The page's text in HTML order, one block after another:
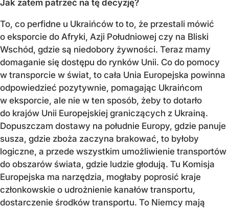
Jak zatem patrzeć na tę decyzję?
To, co perfidne u Ukraińców to to, że przestali mówić
o eksporcie do Afryki, Azji Południowej czy na Bliski
Wschód, gdzie są niedobory żywności. Teraz mamy
domaganie się dostępu do rynków Unii. Co do pomocy
w transporcie w świat, to cała Unia Europejska powinna
odpowiedzieć pozytywnie, pomagając Ukraińcom
w eksporcie, ale nie w ten sposób, żeby to dotarło
do krajów Unii Europejskiej graniczących z Ukrainą.
Dopuszczam dostawy na południe Europy, gdzie panuje
susza, gdzie zboża zaczyna brakować, to byłoby
logiczne, a przede wszystkim umożliwienie transportów
do obszarów świata, gdzie ludzie głodują. Tu Komisja
Europejska ma narzędzia, mogłaby poprosić kraje
członkowskie o udrożnienie kanałów transportu,
dostarczenie środków transportu. To Niemcy mają